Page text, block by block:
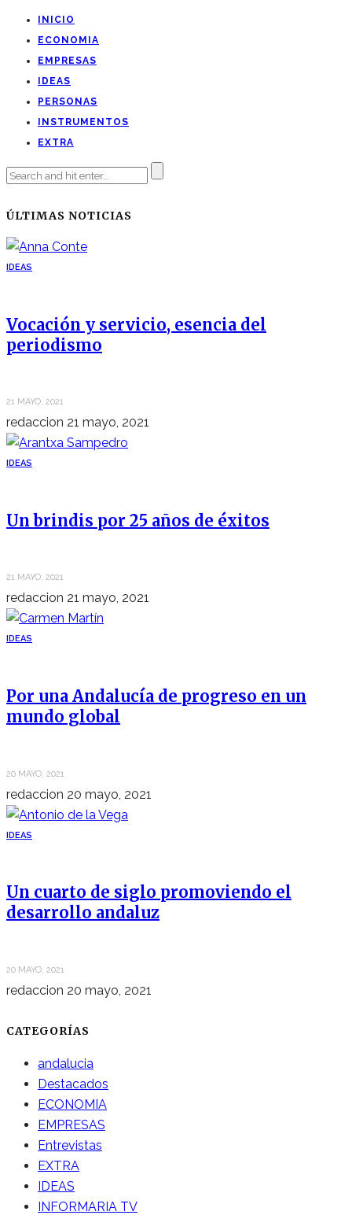
INICIO
ECONOMIA
EMPRESAS
IDEAS
PERSONAS
INSTRUMENTOS
EXTRA
ÚLTIMAS NOTICIAS
IDEAS
Vocación y servicio, esencia del
periodismo
21 MAYO, 2021
redaccion 21 mayo, 2021
IDEAS
Un brindis por 25 años de éxitos
21 MAYO, 2021
redaccion 21 mayo, 2021
IDEAS
Por una Andalucía de progreso en un
mundo global
20 MAYO, 2021
redaccion 20 mayo, 2021
IDEAS
Un cuarto de siglo promoviendo el
desarrollo andaluz
20 MAYO, 2021
redaccion 20 mayo, 2021
CATEGORÍAS
andalucia
Destacados
ECONOMIA
EMPRESAS
Entrevistas
EXTRA
IDEAS
INFORMARIA TV